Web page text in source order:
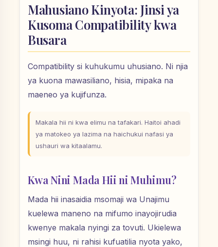
Mahusiano Kinyota: Jinsi ya
Kusoma Compatibility kwa
Busara
Compatibility si kuhukumu uhusiano. Ni njia
ya kuona mawasiliano, hisia, mipaka na
maeneo ya kujifunza.
Makala hii ni kwa elimu na tafakari. Haitoi ahadi
ya matokeo ya lazima na haichukui nafasi ya
ushauri wa kitaalamu.
Kwa Nini Mada Hii ni Muhimu?
Mada hii inasaidia msomaji wa Unajimu
kuelewa maneno na mifumo inayojirudia
kwenye makala nyingi za tovuti. Ukielewa
msingi huu, ni rahisi kufuatilia nyota yako,